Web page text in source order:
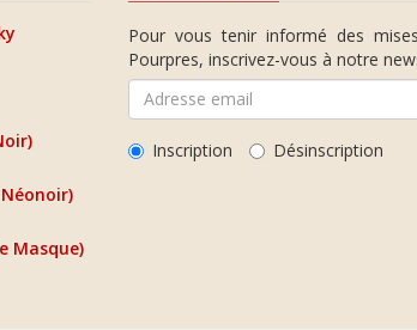
Masque)
Pour vous tenir informé des
Pourpres, inscrivez-vous à notre
Inscription Désinscription